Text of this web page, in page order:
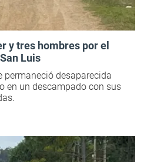
y tres hombres por el
Luis
permaneció desaparecida
en un descampado con sus